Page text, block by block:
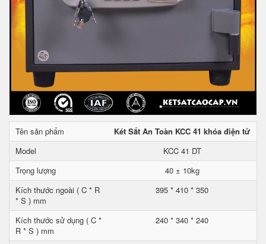
Tên sản phẩm
Két Sắt An Toàn KCC 41 khóa điện tử
Model
KCC 41 DT
Trọng lượng
40 ± 10kg
Kích thước ngoài ( C * R
* S ) mm
395 * 410 * 350
Kích thước sử dụng ( C *
R * S ) mm
240 * 340 * 240